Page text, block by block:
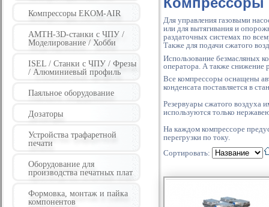
Компрессоры EKOM-AIR
AMTH-3D-станки с ЧПУ /
Моделирование / Хобби
ISEL / Станки с ЧПУ / Фрезы
/ Алюминиевый профиль
Паяльное оборудование
Дозаторы
Устройства трафаретной
печати
Оборудование для
производства печатных плат
Формовка, монтаж и пайка
компонентов
Для управления газовыми
или для вытягивания и
раздаточных системах по
Также для подачи сжатого
Использование безмасляных
оператора. А также снижение
Все компрессоры оснащены
конденсата поставляется в
Резервуары сжатого воздуха
используются только
На каждом компрессоре
перегрузки по току.
Сортировать: